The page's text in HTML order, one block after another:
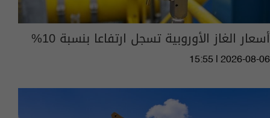
أسعار الغاز الأوروبية تسجل ارتفاعا بنسبة 10%
15:55 | 2026-08-06